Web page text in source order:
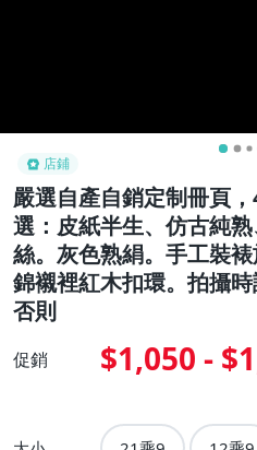
店鋪
嚴選自產自銷定制冊頁
選：皮紙半生、仿古純
絲。灰色熟絹。手工裝
錦襯裡紅木扣環。拍攝時
否則
促銷 $1,050 -